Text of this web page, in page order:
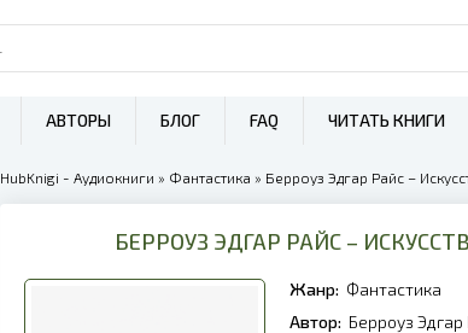
АВТОРЫ БЛОГ FAQ ЧИТАТЬ КНИГИ
HubKnigi - Аудиокниги » Фантастика » Берроуз Эдгар Райс –
БЕРРОУЗ ЭДГАР РАЙС –
Жанр: Фантастика
Автор: Берроуз Эдгар